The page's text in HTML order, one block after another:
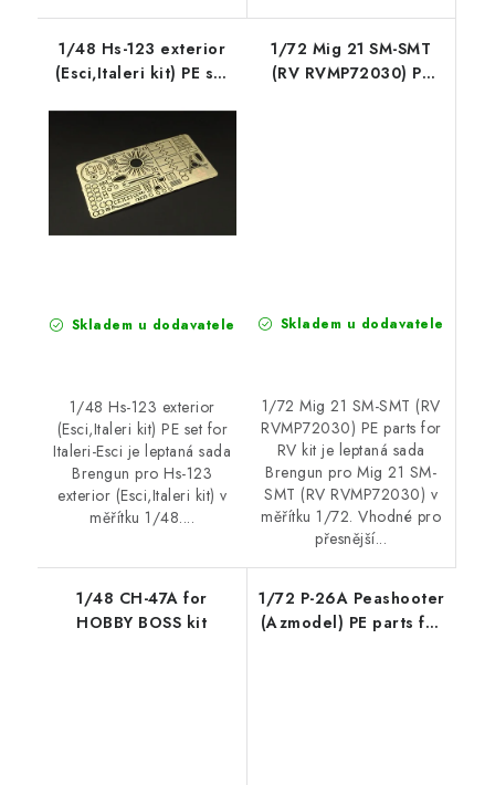
1/48 Hs-123 exterior
(Esci,Italeri kit) PE set
Skladem u dodavatele
1/48 Hs-123 exterior
(Esci,Italeri kit) PE set for
Italeri-Esci je leptaná sada
Brengun pro Hs-123
exterior (Esci,Italeri kit) v
měřítku 1/48....
1/72 Mig 21 SM-SMT
(RV RVMP72030) PE
Skladem u dodavatele
1/72 Mig 21 SM-SMT (RV
RVMP72030) PE parts for
RV kit je leptaná sada
Brengun pro Mig 21 SM-
SMT (RV RVMP72030) v
měřítku 1/72. Vhodné pro
přesnější...
1/48 CH-47A for
HOBBY BOSS kit
1/72 P-26A Peashooter
(Azmodel) PE parts for